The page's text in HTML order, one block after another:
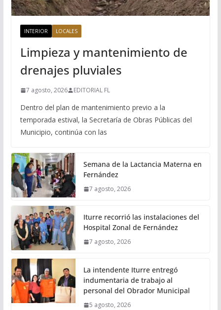
INTERIOR LOCALES
Limpieza y mantenimiento de
drenajes pluviales
7 agosto, 2026 EDITORIAL FL
Dentro del plan de mantenimiento previo a la
temporada estival, la Secretaría de Obras Públicas del
Municipio, continúa con las
Semana de la Lactancia Materna en
Fernández
7 agosto, 2026
Iturre recorrió las instalaciones del
Hospital Zonal de Fernández
7 agosto, 2026
La intendente Iturre entregó
indumentaria de trabajo al
personal del Obrador Municipal
5 agosto, 2026